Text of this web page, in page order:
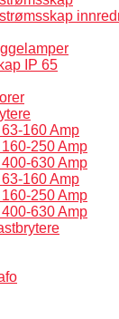
IP 65
160 Amp
250 Amp
630 Amp
160 Amp
250 Amp
630 Amp